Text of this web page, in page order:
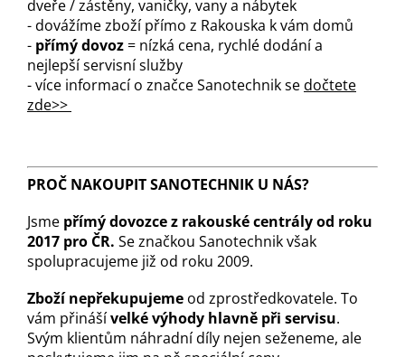
dveře / zástěny, vaničky, vany a nábytek
- dovážíme zboží přímo z Rakouska k vám domů
- přímý dovoz= nízká cena, rychlé dodání a
nejlepší servisní služby
- více informací o značce Sanotechnik sedočtete
zde>>
PROČ NAKOUPIT SANOTECHNIK U NÁS?
Jsme přímý dovozce z rakouské centrály od roku
2017 pro ČR. Se značkou Sanotechnik však
spolupracujeme již od roku 2009.
Zboží nepřekupujeme od zprostředkovatele. To
vám přinášívelké výhody hlavně při servisu.
Svým klientům náhradní díly nejen seženeme, ale